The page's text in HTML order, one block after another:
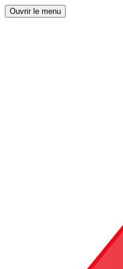
Ouvrir le menu